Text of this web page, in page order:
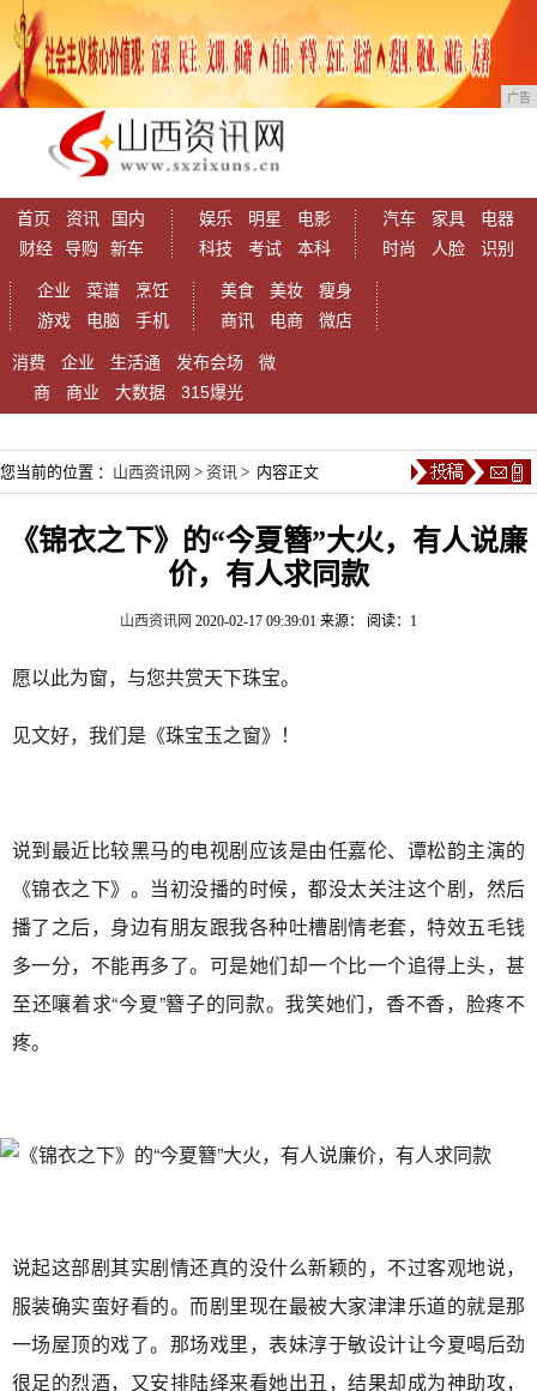
广告
首页 资讯
国内
财经
导购 新车
娱乐 明星
电影
科技
考试 本科
汽车 家具
电器
时尚
人脸 识别
企业 菜谱
烹饪
游戏
电脑 手机
美食 美妆
瘦身
商讯
电商 微店
消费 企业 生活通 发布会场
微
商
商业 大数据 315爆光
您当前的位置 ： 山西资讯网 > 资讯 > 内容正文
《锦衣之下》的“今夏簪”大火，有人说廉
价，有人求同款
山西资讯网 2020-02-17 09:39:01 来源： 阅读：1
愿以此为窗，与您共赏天下珠宝。
见文好，我们是《珠宝玉之窗》！
说到最近比较黑马的电视剧应该是由任嘉伦、谭松韵主演的
《锦衣之下》。当初没播的时候，都没太关注这个剧，然后
播了之后，身边有朋友跟我各种吐槽剧情老套，特效五毛钱
多一分，不能再多了。可是她们却一个比一个追得上头，甚
至还嚷着求“今夏”簪子的同款。我笑她们，香不香，脸疼不
疼。
说起这部剧其实剧情还真的没什么新颖的，不过客观地说，
服装确实蛮好看的。而剧里现在最被大家津津乐道的就是那
一场屋顶的戏了。那场戏里，表妹淳于敏设计让今夏喝后劲
很足的烈酒，又安排陆绎来看她出丑，结果却成为神助攻，